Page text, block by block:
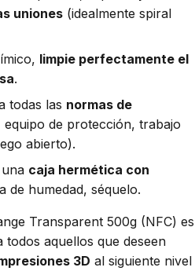
uniones (idealmente spiral
limpie perfectamente el
.
todas las normas de
equipo de protección, trabajo
abierto).
caja hermética con
de humedad, séquelo.
Transparent 500g (NFC) es
aquellos que deseen
3D al siguiente nivel